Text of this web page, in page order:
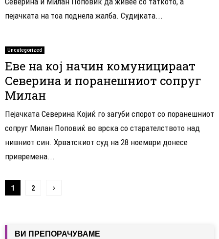
пејачката на тоа поднела жалба. Судијката...
Uncategorized
Еве на кој начин комуницираат
Северина и поранешниот сопруг
Милан
Пејачката Северина Којиќ го загуби спорот со поранешниот
сопруг Милан Поповиќ во врска со старателството над
нивниот син. Хрватскиот суд на 28 ноември донесе
привремена...
Навигација
написи
1 2
ВИ ПРЕПОРАЧУВАМЕ